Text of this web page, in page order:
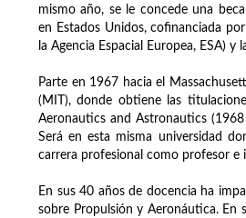
mismo año, se le concede una
en Estados Unidos, cofinanciada
la Agencia Espacial Europea, ESA) y
Parte en 1967 hacia el
(MIT), donde obtiene las
Aeronautics and Astronautics
Será en esta misma universidad
carrera profesional como profesor e
En sus 40 años de docencia ha
sobre Propulsión y Aeronáutica. En